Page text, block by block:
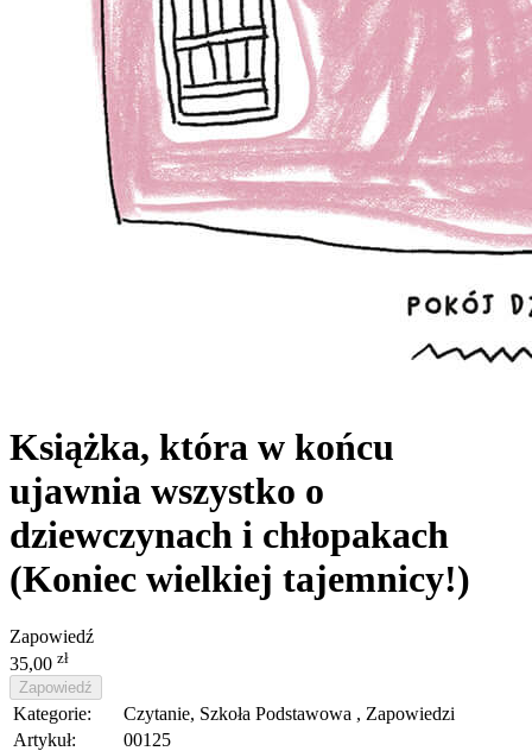
Książka, która w końcu
ujawnia wszystko o
dziewczynach i chłopakach
(Koniec wielkiej tajemnicy!)
Zapowiedź
35,00 zł
Zapowiedź
Kategorie:
Czytanie, Szkoła Podstawowa , Zapowiedzi
Artykuł:
00125